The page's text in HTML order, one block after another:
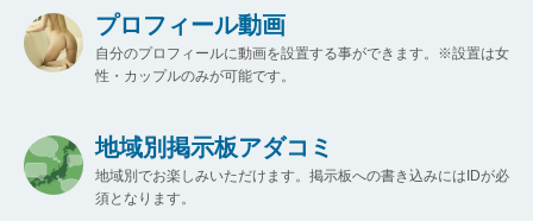
プロフィール動画
自分のプロフィールに動画を設置する事ができます。※設置は女
性・カップルのみが可能です。
地域別掲示板アダコミ
地域別でお楽しみいただけます。掲示板への書き込みにはIDが必
須となります。